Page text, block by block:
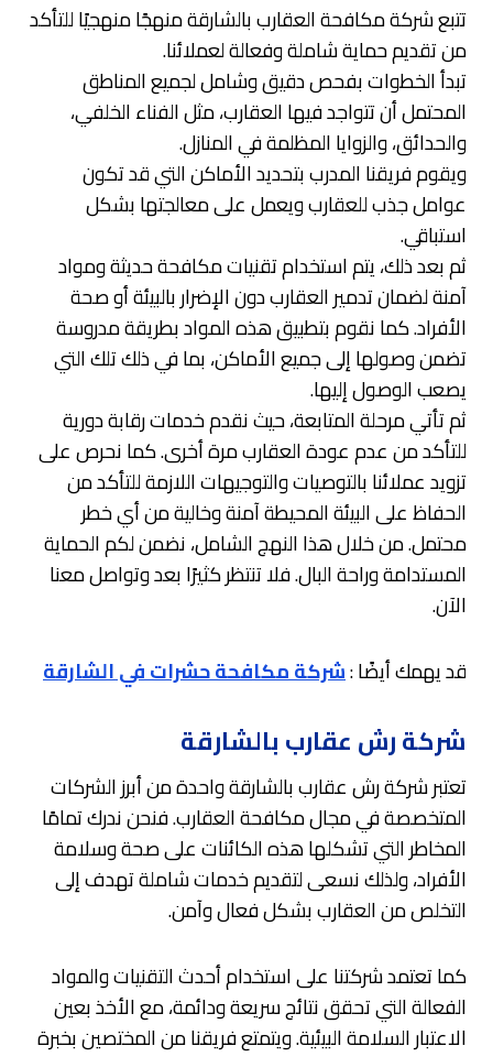
تتبع شركة مكافحة العقارب بالشارقة منهجًا منهجيًا للتأكد
من تقديم حماية شاملة وفعالة لعملائنا.
تبدأ الخطوات بفحص دقيق وشامل لجميع المناطق
المحتمل أن تتواجد فيها العقارب، مثل الفناء الخلفي،
والحدائق، والزوايا المظلمة في المنازل.
ويقوم فريقنا المدرب بتحديد الأماكن التي قد تكون
عوامل جذب للعقارب ويعمل على معالجتها بشكل
استباقي.
ثم بعد ذلك، يتم استخدام تقنيات مكافحة حديثة ومواد
آمنة لضمان تدمير العقارب دون الإضرار بالبيئة أو صحة
الأفراد. كما نقوم بتطبيق هذه المواد بطريقة مدروسة
تضمن وصولها إلى جميع الأماكن، بما في ذلك تلك التي
يصعب الوصول إليها.
ثم تأتي مرحلة المتابعة، حيث نقدم خدمات رقابة دورية
للتأكد من عدم عودة العقارب مرة أخرى. كما نحرص على
تزويد عملائنا بالتوصيات والتوجيهات اللازمة للتأكد من
الحفاظ على البيئة المحيطة آمنة وخالية من أي خطر
محتمل. من خلال هذا النهج الشامل، نضمن لكم الحماية
المستدامة وراحة البال. فلا تنتظر كثيرًا بعد وتواصل معنا
الآن.
قد يهمك أيضًا :شركة مكافحة حشرات في الشارقة
شركة رش عقارب بالشارقة
تعتبر شركة رش عقارب بالشارقة واحدة من أبرز الشركات
المتخصصة في مجال مكافحة العقارب. فنحن ندرك تمامًا
المخاطر التي تشكلها هذه الكائنات على صحة وسلامة
الأفراد، ولذلك نسعى لتقديم خدمات شاملة تهدف إلى
التخلص من العقارب بشكل فعال وآمن.
كما تعتمد شركتنا على استخدام أحدث التقنيات والمواد
الفعالة التي تحقق نتائج سريعة ودائمة، مع الأخذ بعين
الاعتبار السلامة البيئية. ويتمتع فريقنا من المختصين بخبرة